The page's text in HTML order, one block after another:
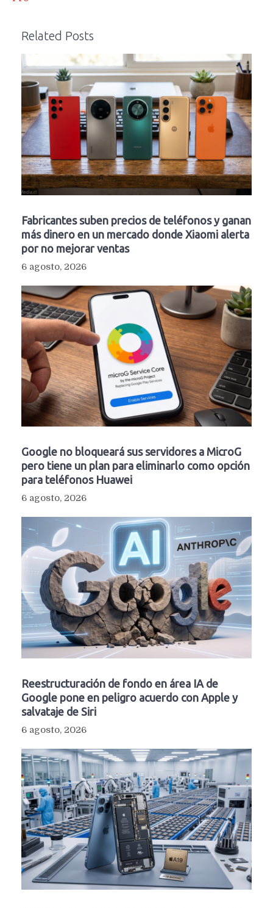
Related Posts
Fabricantes suben precios de teléfonos y ganan
más dinero en un mercado donde Xiaomi alerta
por no mejorar ventas
6 agosto, 2026
Google no bloqueará sus servidores a MicroG
pero tiene un plan para eliminarlo como opción
para teléfonos Huawei
6 agosto, 2026
Reestructuración de fondo en área IA de
Google pone en peligro acuerdo con Apple y
salvataje de Siri
6 agosto, 2026